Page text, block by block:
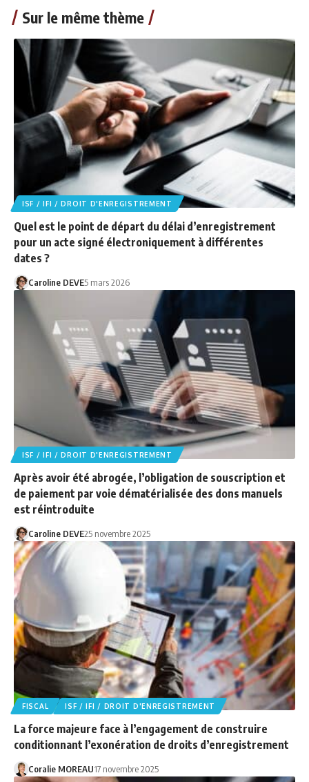
Sur le même thème
ISF / IFI / DROIT D'ENREGISTREMENT
Quel est le point de départ du délai d’enregistrement
pour un acte signé électroniquement à différentes
dates ?
Caroline DEVE5 mars 2026
ISF / IFI / DROIT D'ENREGISTREMENT
Après avoir été abrogée, l’obligation de souscription et
de paiement par voie dématérialisée des dons manuels
est réintroduite
Caroline DEVE25 novembre 2025
FISCAL ISF / IFI / DROIT D'ENREGISTREMENT
La force majeure face à l’engagement de construire
conditionnant l’exonération de droits d’enregistrement
Coralie MOREAU17 novembre 2025